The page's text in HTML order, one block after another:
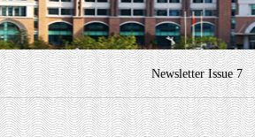
Newsletter Issue 7